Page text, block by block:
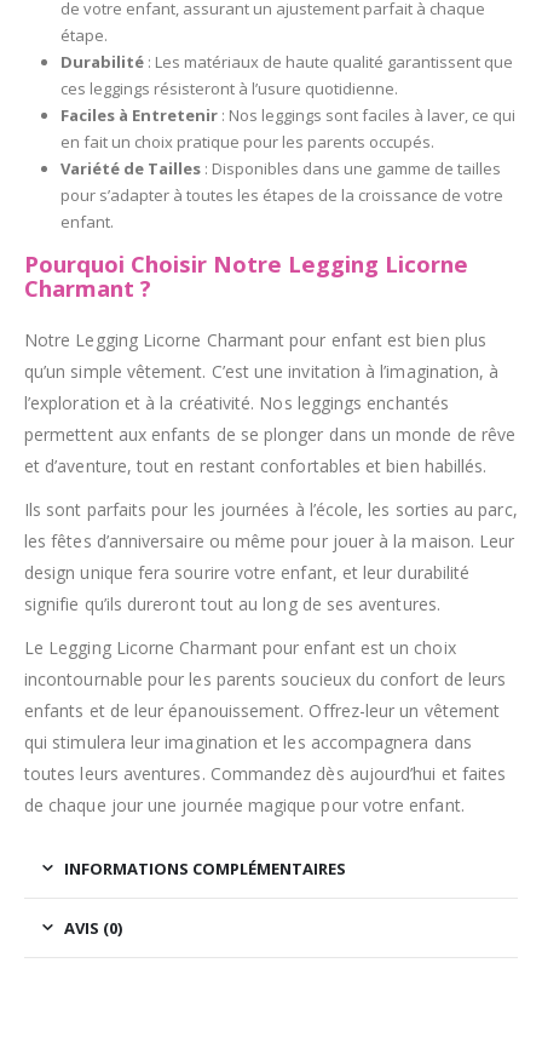
de votre enfant, assurant un ajustement parfait à chaque
étape.
Durabilité: Les matériaux de haute qualité garantissent que
ces leggings résisteront à l’usure quotidienne.
Faciles à Entretenir: Nos leggings sont faciles à laver, ce qui
en fait un choix pratique pour les parents occupés.
Variété de Tailles: Disponibles dans une gamme de tailles
pour s’adapter à toutes les étapes de la croissance de votre
enfant.
Pourquoi Choisir Notre Legging Licorne
Charmant ?
Notre Legging Licorne Charmant pour enfant est bien plus
qu’un simple vêtement. C’est une invitation à l’imagination, à
l’exploration et à la créativité. Nos leggings enchantés
permettent aux enfants de se plonger dans un monde de rêve
et d’aventure, tout en restant confortables et bien habillés.
Ils sont parfaits pour les journées à l’école, les sorties au parc,
les fêtes d’anniversaire ou même pour jouer à la maison. Leur
design unique fera sourire votre enfant, et leur durabilité
signifie qu’ils dureront tout au long de ses aventures.
Le Legging Licorne Charmant pour enfant est un choix
incontournable pour les parents soucieux du confort de leurs
enfants et de leur épanouissement. Offrez-leur un vêtement
qui stimulera leur imagination et les accompagnera dans
toutes leurs aventures. Commandez dès aujourd’hui et faites
de chaque jour une journée magique pour votre enfant.
INFORMATIONS COMPLÉMENTAIRES
AVIS (0)